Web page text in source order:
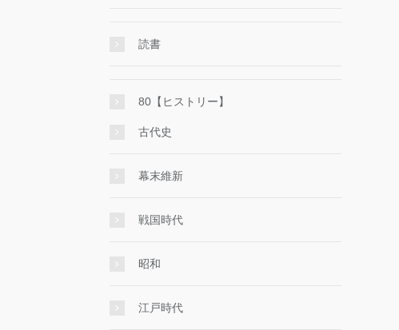
読書
80【ヒストリー】
古代史
幕末維新
戦国時代
昭和
江戸時代